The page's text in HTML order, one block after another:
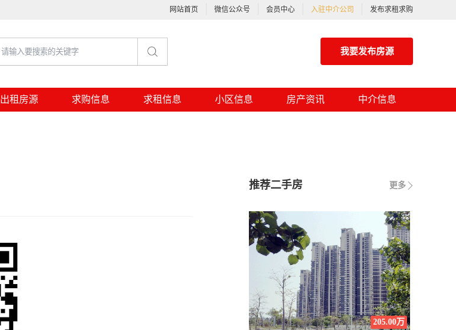
网站首页 微信公众号 会员中心 入驻中介公司 发布求租求购
我要发布房源
出租房源 求购信息 求租信息 小区信息 房产资讯 中介信息
更多
推荐二手房
205.00万